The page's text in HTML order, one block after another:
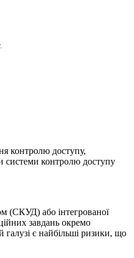
контролю доступу,
системи контролю доступу
(СКУД) або інтегрованої
завдань окремо
галузі є найбільші ризики, що